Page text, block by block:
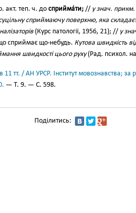
акт. теп. ч. досприйма́ти; // у знач.
сприймаючу поверхню, яка
(Курс патології, 1956, 21); // у
сприймає що-небудь. Кутова швидкість
швидкості цього руху(Рад. психол.
11 тт. / АН УРСР. Інститут мовознавства;
— Т. 9. — С. 598.
Поділитись: